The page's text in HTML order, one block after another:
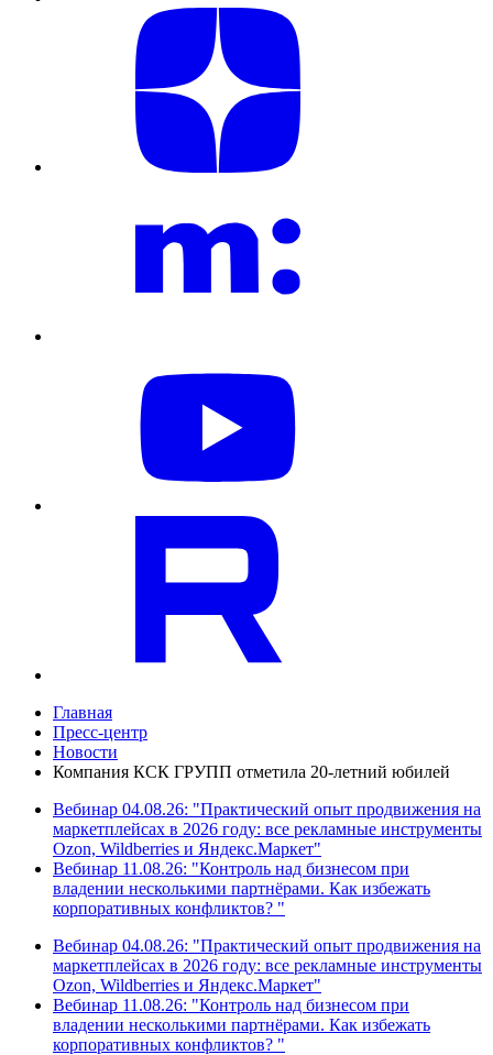
Главная
Пресс-центр
Новости
Компания КСК ГРУПП отметила 20-летний юбилей
Вебинар 04.08.26: "Практический опыт продвижения на
маркетплейсах в 2026 году: все рекламные инструменты
Ozon, Wildberries и Яндекс.Маркет"
Вебинар 11.08.26: "Контроль над бизнесом при
владении несколькими партнёрами. Как избежать
корпоративных конфликтов? "
Вебинар 04.08.26: "Практический опыт продвижения на
маркетплейсах в 2026 году: все рекламные инструменты
Ozon, Wildberries и Яндекс.Маркет"
Вебинар 11.08.26: "Контроль над бизнесом при
владении несколькими партнёрами. Как избежать
корпоративных конфликтов? "